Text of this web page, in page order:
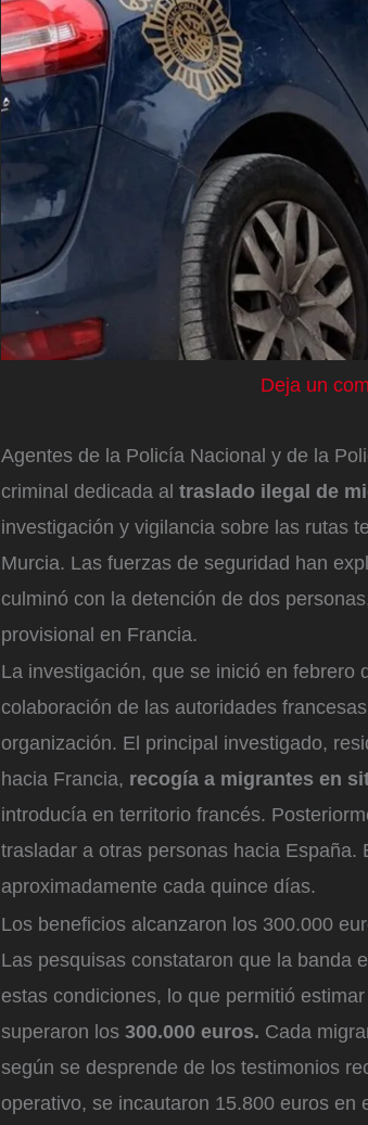
Deja un
Agentes de la Policía Nacional y de la
criminal dedicada al traslado ilegal de
investigación y vigilancia sobre las rutas
Murcia. Las fuerzas de seguridad han
culminó con la detención de dos
provisional en Francia.
La investigación, que se inició en febrero
colaboración de las autoridades
organización. El principal investigado,
hacia Francia, recogía a migrantes en
introducía en territorio francés.
trasladar a otras personas hacia
aproximadamente cada quince días.
Los beneficios alcanzaron los 300.000
Las pesquisas constataron que la banda
estas condiciones, lo que permitió
superaron los 300.000 euros. Cada
según se desprende de los testimonios
operativo, se incautaron 15.800 euros